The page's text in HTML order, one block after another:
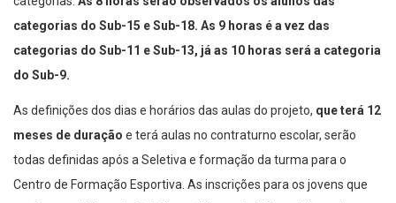
categorias. As 8 horas serão observados os alunos das
categorias do Sub-15 e Sub-18. As 9 horas é a vez das
categorias do Sub-11 e Sub-13, já as 10 horas será a categoria
do Sub-9.
As definições dos dias e horários das aulas do projeto, que terá 12
meses de duração e terá aulas no contraturno escolar, serão
todas definidas após a Seletiva e formação da turma para o
Centro de Formação Esportiva. As inscrições para os jovens que